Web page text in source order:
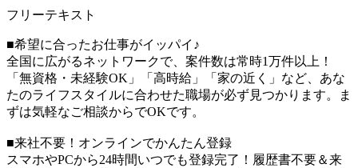
フリーテキスト
■希望に合ったお仕事がイッパイ♪
全国に広がるネットワークで、案件数は常時1万件以上！
「無資格・未経験OK」「高時給」「家の近く」など、あな
たのライフスタイルに合わせた職場が必ず見つかります。ま
ずは気軽なご相談からでOKです。
■来社不要！オンラインでかんたん登録
スマホやPCから24時間いつでも登録完了！履歴書不要＆来